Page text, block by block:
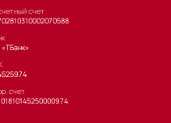
счет
счет